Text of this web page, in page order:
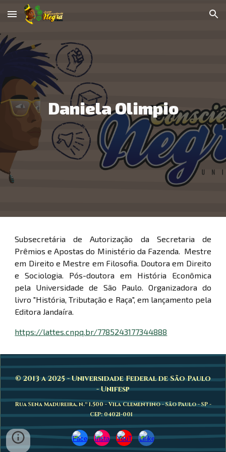
Skip to main content Skip to navigation
Daniela Olimpio
Subsecretária de Autorização da Secretaria de
Prêmios e Apostas do Ministério da Fazenda. Mestre
em Direito e Mestre em Filosofia. Doutora em Direito
e Sociologia. Pós-doutora em História Econômica
pela Universidade de São Paulo. Organizadora do
livro "História, Tributação e Raça", em lançamento pela
Editora Jandaíra.
https://lattes.cnpq.br/7785243177344888
© 2013 a 2025 - Universidade Federal de São Paulo
- Unifesp
Rua Sena Madureira, n.º 1.500 - Vila Clementino - São Paulo - SP -
CEP: 04021-001